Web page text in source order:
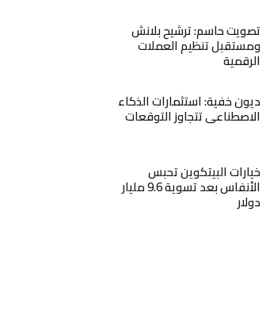
تصويت حاسم: ترشيح بلانش
ومستقبل تنظيم العملات
الرقمية
ديون خفية: استثمارات الذكاء
الاصطناعي تتجاوز التوقعات
خيارات البيتكوين تحبس
الأنفاس بعد تسوية 9.6 مليار
دولار